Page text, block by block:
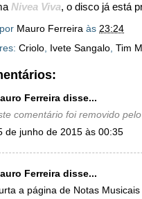
Nivea Viva, o disco já está
Mauro Ferreira às 23:24
Criolo, Ivete Sangalo, Tim
Ferreira disse...
comentário foi removido pelo
de junho de 2015 às 00:35
Ferreira disse...
a página de Notas